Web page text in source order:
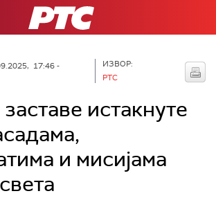
РТС
17:46 -
ИЗВОР:
РТС
истакнуте
и мисијама